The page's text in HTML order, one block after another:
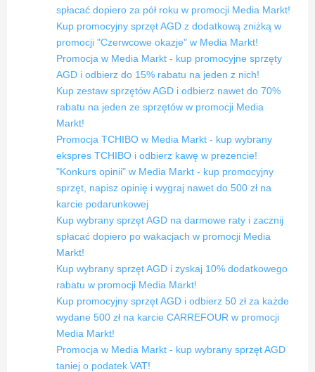
spłacać dopiero za pół roku w promocji Media Markt!
Kup promocyjny sprzęt AGD z dodatkową zniżką w
promocji "Czerwcowe okazje" w Media Markt!
Promocja w Media Markt - kup promocyjne sprzęty
AGD i odbierz do 15% rabatu na jeden z nich!
Kup zestaw sprzętów AGD i odbierz nawet do 70%
rabatu na jeden ze sprzętów w promocji Media
Markt!
Promocja TCHIBO w Media Markt - kup wybrany
ekspres TCHIBO i odbierz kawę w prezencie!
"Konkurs opinii" w Media Markt - kup promocyjny
sprzęt, napisz opinię i wygraj nawet do 500 zł na
karcie podarunkowej
Kup wybrany sprzęt AGD na darmowe raty i zacznij
spłacać dopiero po wakacjach w promocji Media
Markt!
Kup wybrany sprzęt AGD i zyskaj 10% dodatkowego
rabatu w promocji Media Markt!
Kup promocyjny sprzęt AGD i odbierz 50 zł za każde
wydane 500 zł na karcie CARREFOUR w promocji
Media Markt!
Promocja w Media Markt - kup wybrany sprzęt AGD
taniej o podatek VAT!